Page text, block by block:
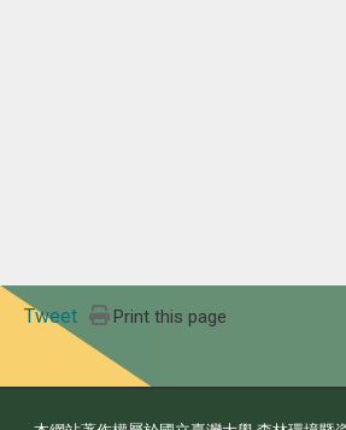
Tweet Print this page